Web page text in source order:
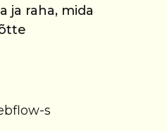
ja raha, mida
s